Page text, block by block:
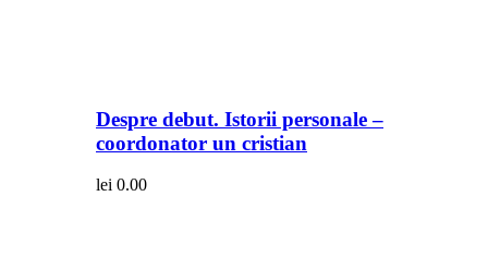
Despre debut. Istorii personale –
coordonator un cristian
lei 0.00